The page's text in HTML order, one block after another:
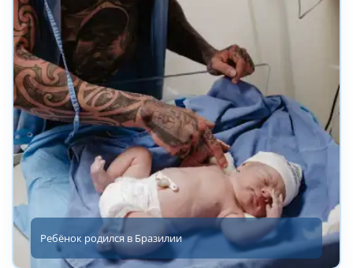
Ребёнок родился в Бразилии